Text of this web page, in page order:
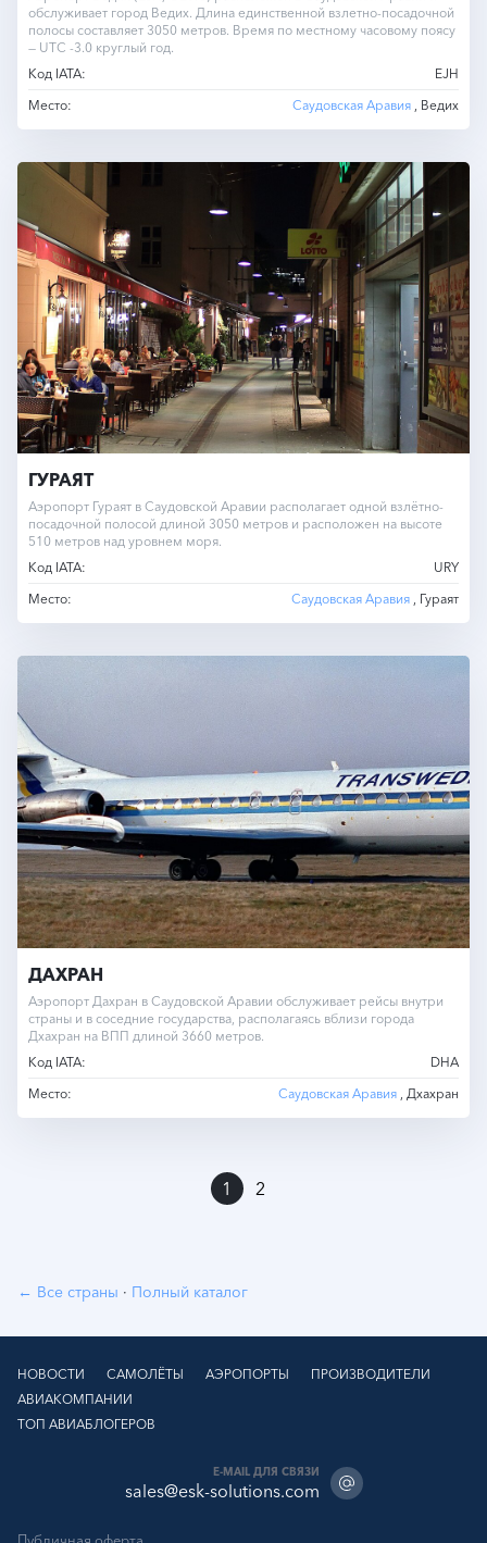
обслуживает город Ведих. Длина единственной взлетно-посадочной
полосы составляет 3050 метров. Время по местному часовому поясу
— UTC -3.0 круглый год.
Код IATA:
EJH
Место:
Саудовская Аравия , Ведих
ГУРАЯТ
Аэропорт Гураят в Саудовской Аравии располагает одной взлётно-
посадочной полосой длиной 3050 метров и расположен на высоте
510 метров над уровнем моря.
Код IATA:
URY
Место:
Саудовская Аравия , Гураят
ДАХРАН
Аэропорт Дахран в Саудовской Аравии обслуживает рейсы внутри
страны и в соседние государства, располагаясь вблизи города
Дхахран на ВПП длиной 3660 метров.
Код IATA:
DHA
Место:
Саудовская Аравия , Дхахран
1 2
← Все страны · Полный каталог
НОВОСТИ САМОЛЁТЫ АЭРОПОРТЫ
ПРОИЗВОДИТЕЛИ
АВИАКОМПАНИИ
ТОП АВИАБЛОГЕРОВ
E-MAIL ДЛЯ СВЯЗИ
sales@esk-solutions.com